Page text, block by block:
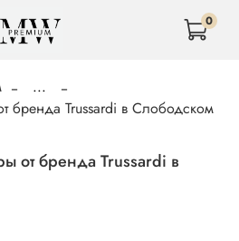
0
...
бренда Trussardi в Слободском
от бренда Trussardi в